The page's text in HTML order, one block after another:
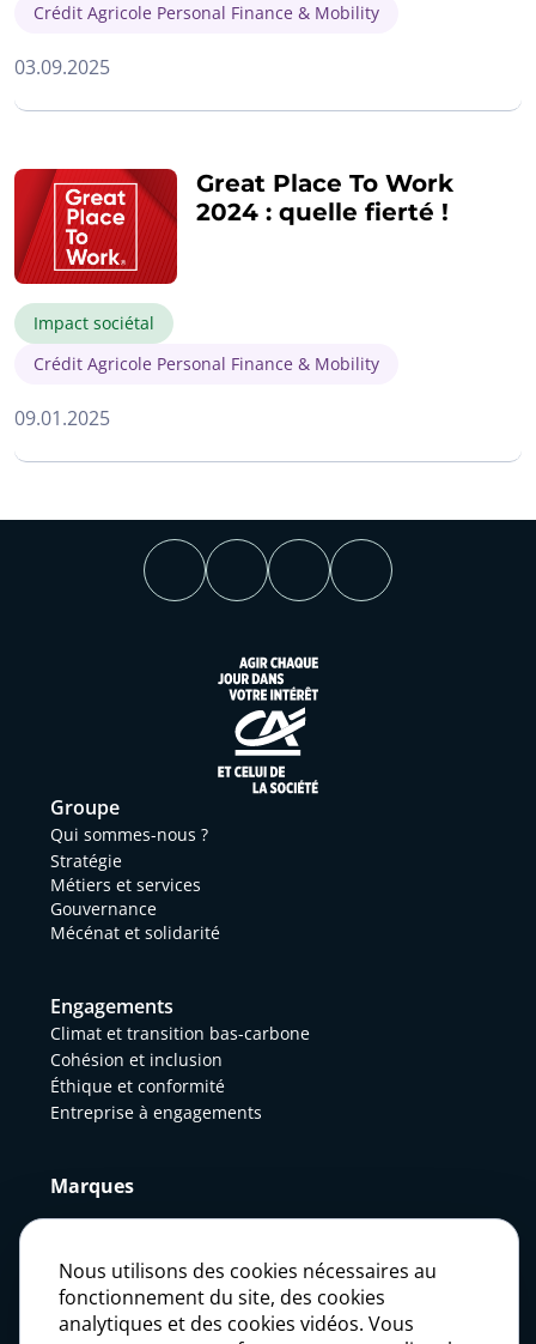
Crédit Agricole Personal Finance & Mobility
03.09.2025
Great Place To Work
2024 : quelle fierté !
Impact sociétal
Crédit Agricole Personal Finance & Mobility
09.01.2025
Groupe
Qui sommes-nous ?
Stratégie
Métiers et services
Gouvernance
Mécénat et solidarité
Engagements
Climat et transition bas-carbone
Cohésion et inclusion
Éthique et conformité
Entreprise à engagements
Marques
Actualités
Presse
Nous utilisons des cookies nécessaires au
fonctionnement du site, des cookies
analytiques et des cookies vidéos. Vous